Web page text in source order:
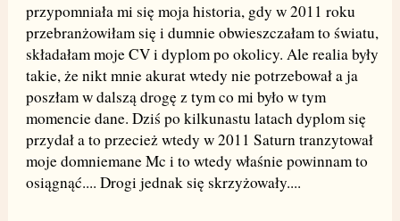
przypomniała mi się moja historia, gdy w 2011 roku
przebranżowiłam się i dumnie obwieszczałam to światu,
składałam moje CV i dyplom po okolicy. Ale realia były
takie, że nikt mnie akurat wtedy nie potrzebował a ja
poszłam w dalszą drogę z tym co mi było w tym
momencie dane. Dziś po kilkunastu latach dyplom się
przydał a to przecież wtedy w 2011 Saturn tranzytował
moje domniemane Mc i to wtedy właśnie powinnam to
osiągnąć.... Drogi jednak się skrzyżowały....